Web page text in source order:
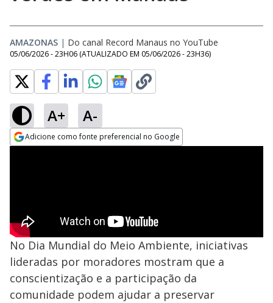
AMAZONAS | Do canal Record Manaus no YouTube
05/06/2026 - 23H06 (ATUALIZADO EM 05/06/2026 - 23H36)
A+ A-
Adicione como fonte preferencial no Google
No Dia Mundial do Meio Ambiente, iniciativas
lideradas por moradores mostram que a
conscientização e a participação da
comunidade podem ajudar a preservar